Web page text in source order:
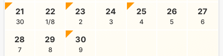
21
30
22
1/8
23
2
24
3
25
4
26
5
27
6
28
7
29
8
30
9